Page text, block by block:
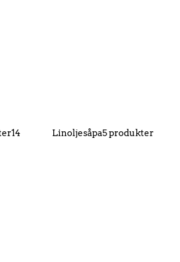
14
Linoljesåpa5 produkter